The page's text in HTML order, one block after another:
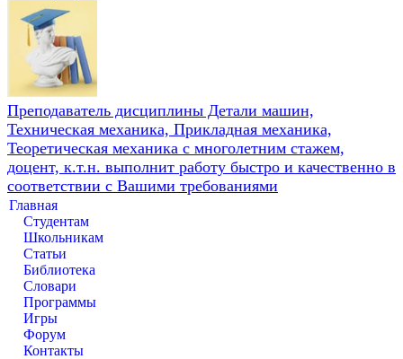
Преподаватель дисциплины Детали машин,
Техническая механика, Прикладная механика,
Теоретическая механика с многолетним стажем,
доцент, к.т.н. выполнит работу быстро и качественно в
соответствии с Вашими требованиями
Главная
Студентам
Школьникам
Статьи
Библиотека
Словари
Программы
Игры
Форум
Контакты